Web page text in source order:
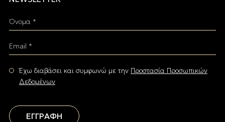
Όνομα *
Email *
Έχω διαβάσει και συμφωνώ με την Προστασία Προσωπικών
Δεδομένων
ΕΓΓΡΑΦΗ